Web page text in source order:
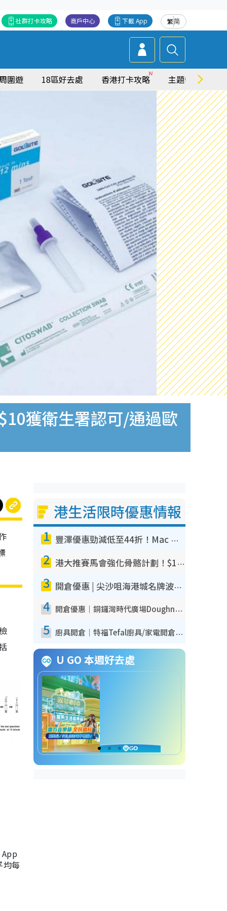
繁简
下載 App
商戶中心
社群打卡攻略
圍遊 18區好去處 香港打卡攻略 主題特集
獲衛生署認可/通過歐
均每
港生活限時優惠情報
1 豐澤優惠勁減低至44折！Mac mini/iPhone17Pro大減價！廚房家電$220起
2 港大推賽馬會強化骨骼計劃！$100骨質密度X光檢查 完成免費運動訓練送超市禮券！附參加資格
3 開倉優惠 | 尖沙咀海港城名牌波鞋開倉低至1折！On鞋$899起／Joy&Peace鞋履$98起
4 開倉優惠｜銅鑼灣時代廣場Doughnut/Campo Marzio開倉低至1折！背囊、書包、手袋劈價$200起
5 廚具開倉｜特福Tefal廚具/家電開倉低至3折！$220起買平底鍋/炒鑊/湯煲！電飯煲/吸塵機/燙斗$418起
U GO 本週好去處